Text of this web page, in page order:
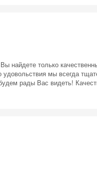
найдете только
мы всегда
рады Вас видеть!